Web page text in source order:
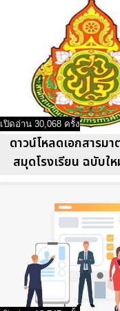
เปิดอ่าน 30,068 ครั้ง
ดาวน์โหลดเอกสารม
สมุดโรงเรียน ฉบับใ